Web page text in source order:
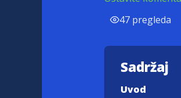
47 pregleda
Sadržaj
Uvod